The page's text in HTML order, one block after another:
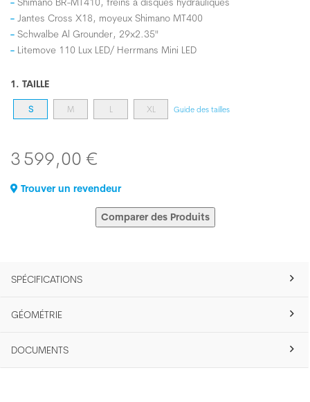
Jantes Cross X18, moyeux Shimano MT400
Schwalbe Al Grounder, 29x2.35"
Litemove 110 Lux LED/ Herrmans Mini LED
1. TAILLE
S M L XL Guide des tailles
3 599,00 €
Trouver un revendeur
Comparer des Produits
SPÉCIFICATIONS
GÉOMÉTRIE
DOCUMENTS